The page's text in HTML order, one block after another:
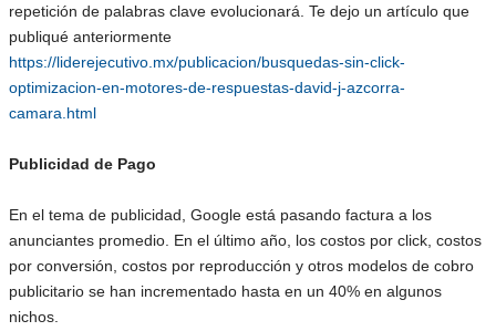
repetición de palabras clave evolucionará. Te dejo un artículo que
publiqué anteriormente
https://liderejecutivo.mx/publicacion/busquedas-sin-click-
optimizacion-en-motores-de-respuestas-david-j-azcorra-
camara.html
Publicidad de Pago
En el tema de publicidad, Google está pasando factura a los
anunciantes promedio. En el último año, los costos por click, costos
por conversión, costos por reproducción y otros modelos de cobro
publicitario se han incrementado hasta en un 40% en algunos
nichos.